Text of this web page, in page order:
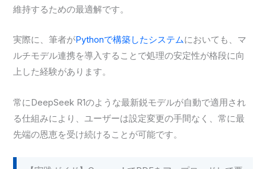
維持するための最適解です。
実際に、筆者がPythonで構築したシステムにおいても、マ
ルチモデル連携を導入することで処理の安定性が格段に向
上した経験があります。
常にDeepSeek R1のような最新鋭モデルが自動で適用され
る仕組みにより、ユーザーは設定変更の手間なく、常に最
先端の恩恵を受け続けることが可能です。